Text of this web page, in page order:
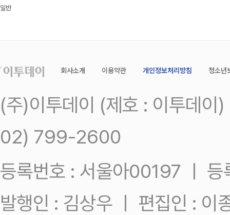
일반
회사소개 이용약관 개인정보처리방침 청소년
(주)이투데이 (제호 : 이투데
02) 799-2600
등록번호 : 서울아00197 ㅣ
발행인 : 김상우 ㅣ 편집인 : 이